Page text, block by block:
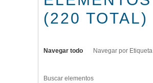
(220 TOTAL)
Navegar todo Navegar por Etiqueta
Buscar elementos